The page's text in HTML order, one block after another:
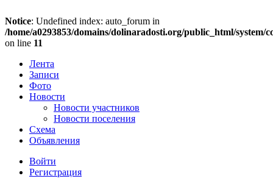
Notice: Undefined index: auto_forum in
/home/a0293853/domains/dolinaradosti.org/public_html/
on line 11
Лента
Записи
Фото
Новости
Новости участников
Новости поселения
Схема
Объявления
Войти
Регистрация